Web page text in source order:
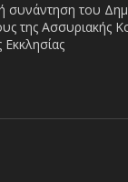
συνάντηση του
της Ασσυριακής